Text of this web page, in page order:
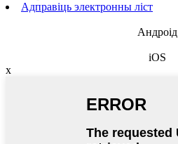
Адправіць электронны ліст
Андроід
iOS
x